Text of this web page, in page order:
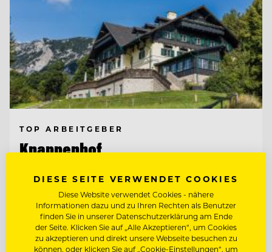
TOP ARBEITGEBER
Knappenhof
2651 Reichenau a. d. Rax, Österreich
WIRTSHAUSKÜCHE & FINE DINING
DIESE SEITE VERWENDET COOKIES
Diese Website verwendet Cookies - nähere
Informationen dazu und zu Ihren Rechten als Benutzer
finden Sie in unserer Datenschutzerklärung am Ende
der Seite. Klicken Sie auf „Alle Akzeptieren“, um Cookies
zu akzeptieren und direkt unsere Webseite besuchen zu
können, oder klicken Sie auf „Cookie-Einstellungen“, um